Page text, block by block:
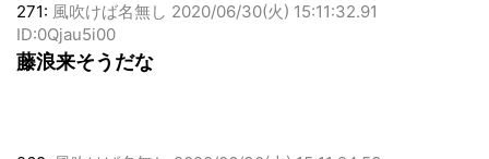
271:風吹けば名無し
ID:0Qjau5i00
藤浪来そうだな